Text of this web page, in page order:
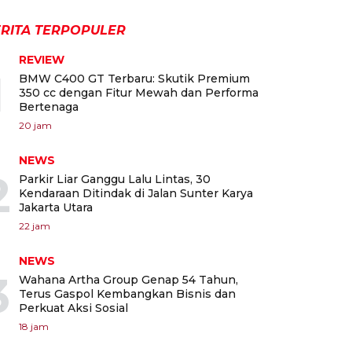
TERPOPULER
REVIEW
BMW C400 GT Terbaru: Skutik Premium
350 cc dengan Fitur Mewah dan Performa
Bertenaga
20 jam
NEWS
Parkir Liar Ganggu Lalu Lintas, 30
Kendaraan Ditindak di Jalan Sunter Karya
Jakarta Utara
22 jam
NEWS
Wahana Artha Group Genap 54 Tahun,
Terus Gaspol Kembangkan Bisnis dan
Perkuat Aksi Sosial
18 jam